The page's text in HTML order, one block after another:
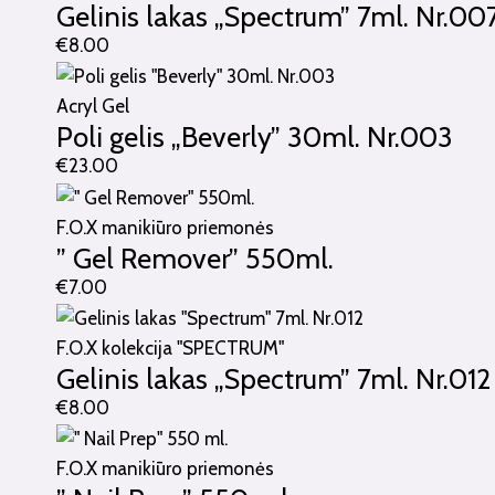
Gelinis lakas „Spectrum” 7ml.
€8.00
Acryl Gel
Poli gelis „Beverly” 30ml. Nr.003
€23.00
F.O.X manikiūro priemonės
” Gel Remover” 550ml.
€7.00
F.O.X kolekcija "SPECTRUM"
Gelinis lakas „Spectrum” 7ml. Nr.012
€8.00
F.O.X manikiūro priemonės